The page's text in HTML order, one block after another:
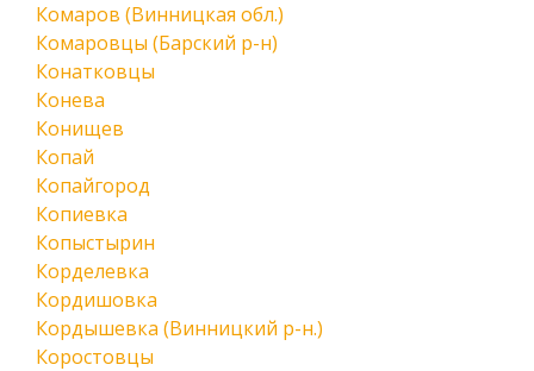
Комаров (Винницкая обл.)
Комаровцы (Барский р-н)
Конатковцы
Конева
Конищев
Копай
Копайгород
Копиевка
Копыстырин
Корделевка
Кордишовка
Кордышевка (Винницкий р-н.)
Коростовцы